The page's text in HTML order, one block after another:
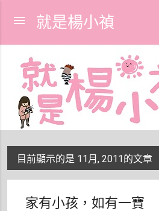
跳到主要內容
就是楊小禎
發
目前顯示的是 11月, 2011的文章
家有小孩，如有一寶